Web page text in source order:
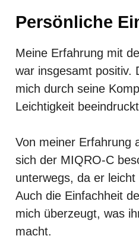
Persönliche
Meine Erfahrung mit
war insgesamt positiv.
mich durch seine
Leichtigkeit
Von meiner Erfahrung
sich der MIQRO-C
unterwegs, da er
Auch die Einfachheit
mich überzeugt, was
macht.